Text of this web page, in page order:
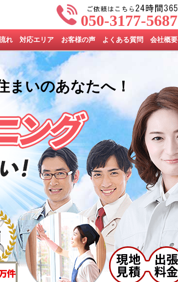
050-3177-5687
れ 対応エリア お客様の声 よくある質問 会社概要
いのあなたへ！